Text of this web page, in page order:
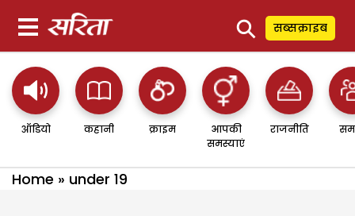
⚲ सब्सक्राइब
ऑडियो कहानी क्राइम
आपकी
समस्याएं
राजनीति
Home » under 19